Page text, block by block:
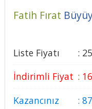
Fatih Fırat
Liste Fiyatı :
İndirimli Fiyat :
Kazancınız
: 87